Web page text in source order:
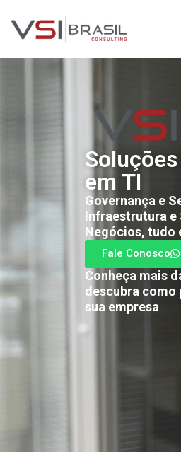
em TI
Governança e
Infraestrutura e
Negócios, tudo
Fale Conosco
Conheça mais
descubra como
sua empresa